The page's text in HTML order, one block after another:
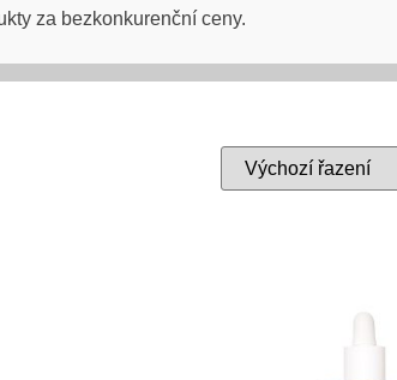
za bezkonkurenční ceny.